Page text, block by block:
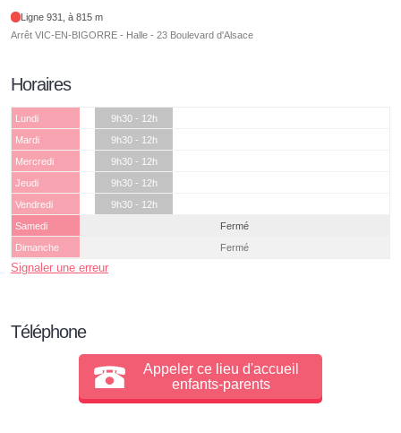
Ligne 931, à 815 m
Arrêt VIC-EN-BIGORRE - Halle - 23 Boulevard d'Alsace
Horaires
Lundi
9h30 - 12h
Mardi
9h30 - 12h
Mercredi
9h30 - 12h
Jeudi
9h30 - 12h
Vendredi
9h30 - 12h
Samedi
Fermé
Dimanche
Fermé
Signaler une erreur
Téléphone
Appeler ce lieu d'accueil
enfants-parents